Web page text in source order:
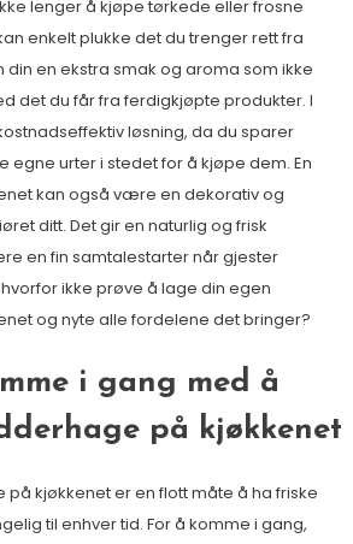
lenger å kjøpe tørkede eller frosne
enkelt plukke det du trenger rett fra
din en ekstra smak og aroma som ikke
det du får fra ferdigkjøpte produkter. I
løsning, da du sparer
egne urter i stedet for å kjøpe dem. En
kan også være en dekorativ og
ditt. Det gir en naturlig og frisk
en fin samtalestarter når gjester
ikke prøve å lage din egen
og nyte alle fordelene det bringer?
i gang med å
på kjøkkenet
kjøkkenet er en flott måte å ha friske
til enhver tid. For å komme i gang,